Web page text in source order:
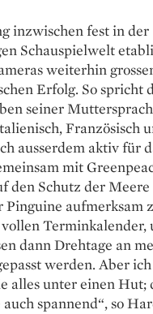
­inzwischen fest in der
Schauspielwelt
weiterhin
Erfolg. So spricht
seiner
Französisch
ausserdem aktiv für
mit
den Schutz der
Pinguine aufmerksam
Terminkalender,
dann Drehtage an
werden. Aber
alles unter einen Hut;
spannend“, so